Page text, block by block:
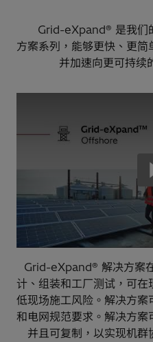
Grid-eXpand® 是我们
方案系列，能够更快、更简
并加速向更可持续
Grid-eXpand® 解决方案
计、组装和工厂测试，可
低现场施工风险。解决方
和电网规范要求。解决方案
并且可复制，以实现机群